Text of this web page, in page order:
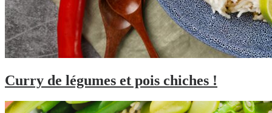
Curry de légumes et pois chiches !